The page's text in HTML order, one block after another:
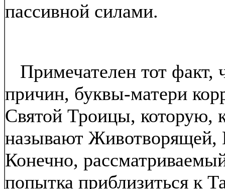
пассивной силами.
Примечателен тот факт,
причин, буквы-матери
Святой Троицы, которую,
называют Животворящей,
Конечно,
попытка приблизиться к